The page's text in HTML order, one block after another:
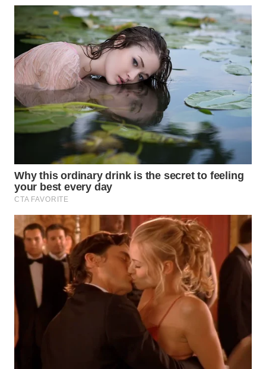
DAIRI
WN
DANAU
TOBA
NIAS
WN
TAPANULI
SELATAN
WN
TANJUNG
LESUNG
WN